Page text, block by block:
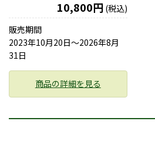
10,800円 (税込)
販売期間
2023年10月20日〜2026年8月
31日
商品の詳細を見る